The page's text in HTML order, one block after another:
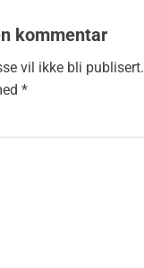
kommentar
vil ikke bli publisert.
*